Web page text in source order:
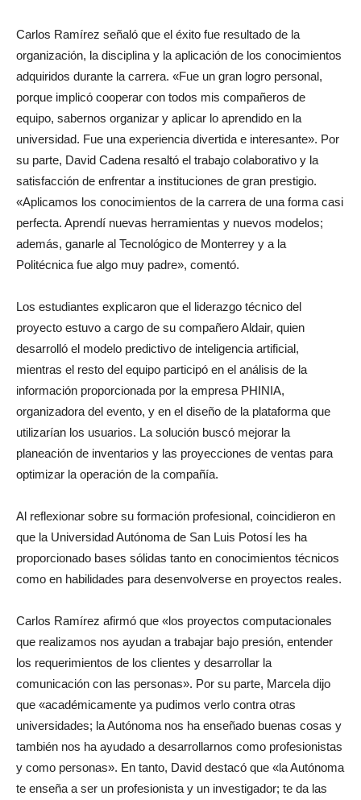
Carlos Ramírez señaló que el éxito fue resultado de la
organización, la disciplina y la aplicación de los conocimientos
adquiridos durante la carrera. «Fue un gran logro personal,
porque implicó cooperar con todos mis compañeros de
equipo, sabernos organizar y aplicar lo aprendido en la
universidad. Fue una experiencia divertida e interesante». Por
su parte, David Cadena resaltó el trabajo colaborativo y la
satisfacción de enfrentar a instituciones de gran prestigio.
«Aplicamos los conocimientos de la carrera de una forma casi
perfecta. Aprendí nuevas herramientas y nuevos modelos;
además, ganarle al Tecnológico de Monterrey y a la
Politécnica fue algo muy padre», comentó.
Los estudiantes explicaron que el liderazgo técnico del
proyecto estuvo a cargo de su compañero Aldair, quien
desarrolló el modelo predictivo de inteligencia artificial,
mientras el resto del equipo participó en el análisis de la
información proporcionada por la empresa PHINIA,
organizadora del evento, y en el diseño de la plataforma que
utilizarían los usuarios. La solución buscó mejorar la
planeación de inventarios y las proyecciones de ventas para
optimizar la operación de la compañía.
Al reflexionar sobre su formación profesional, coincidieron en
que la Universidad Autónoma de San Luis Potosí les ha
proporcionado bases sólidas tanto en conocimientos técnicos
como en habilidades para desenvolverse en proyectos reales.
Carlos Ramírez afirmó que «los proyectos computacionales
que realizamos nos ayudan a trabajar bajo presión, entender
los requerimientos de los clientes y desarrollar la
comunicación con las personas». Por su parte, Marcela dijo
que «académicamente ya pudimos verlo contra otras
universidades; la Autónoma nos ha enseñado buenas cosas y
también nos ha ayudado a desarrollarnos como profesionistas
y como personas». En tanto, David destacó que «la Autónoma
te enseña a ser un profesionista y un investigador; te da las